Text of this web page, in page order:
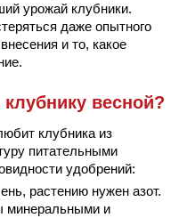
урожай клубники.
даже опытного
и то, какое
весной?
клубника из
питательными
удобрений:
растению нужен азот.
минеральными и